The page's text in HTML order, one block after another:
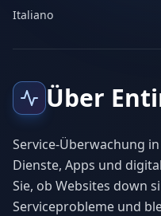
Italiano
Über
Service-Überwachung
Dienste, Apps und
Sie, ob Websites down
Serviceprobleme und